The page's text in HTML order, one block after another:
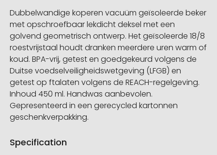
Dubbelwandige koperen vacuüm geïsoleerde beker
met opschroefbaar lekdicht deksel met een
golvend geometrisch ontwerp. Het geïsoleerde 18/8
roestvrijstaal houdt dranken meerdere uren warm of
koud. BPA-vrij, getest en goedgekeurd volgens de
Duitse voedselveiligheidswetgeving (LFGB) en
getest op ftalaten volgens de REACH-regelgeving.
Inhoud 450 ml. Handwas aanbevolen.
Gepresenteerd in een gerecycled kartonnen
geschenkverpakking.
Specification